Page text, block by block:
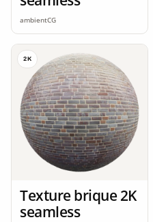
ambientCG
2K
Texture brique 2K
seamless